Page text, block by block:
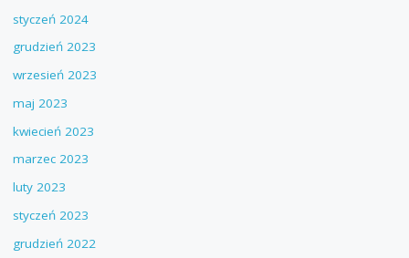
styczeń 2024
grudzień 2023
wrzesień 2023
maj 2023
kwiecień 2023
marzec 2023
luty 2023
styczeń 2023
grudzień 2022